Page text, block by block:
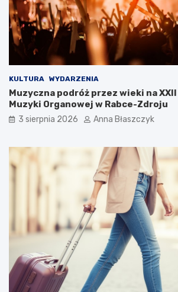
k
s
u
s
ć
?
KULTURA WYDARZENIA
Muzyczna podróż przez wieki na
Muzyki Organowej w Rabce-Zdroju
3 sierpnia 2026 Anna Błaszczyk